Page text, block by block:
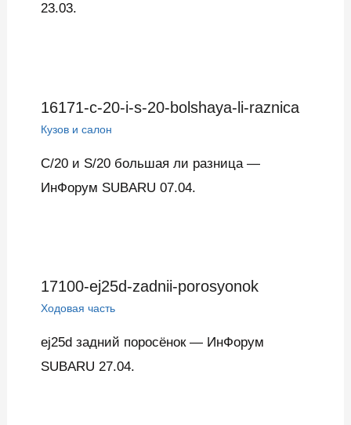
23.03.
16171-c-20-i-s-20-bolshaya-li-raznica
Кузов и салон
C/20 и S/20 большая ли разница —
ИнФорум SUBARU 07.04.
17100-ej25d-zadnii-porosyonok
Ходовая часть
ej25d задний поросёнок — ИнФорум
SUBARU 27.04.